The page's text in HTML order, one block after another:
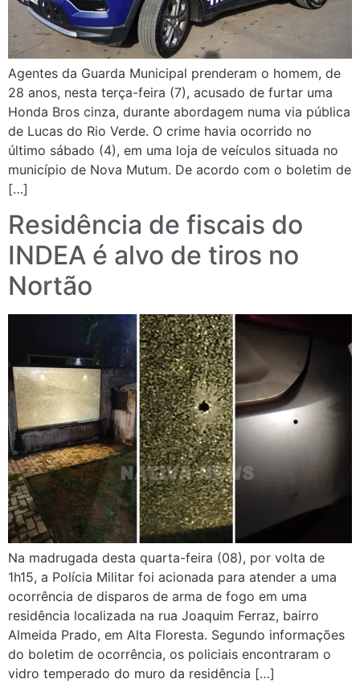
Agentes da Guarda Municipal prenderam o homem, de
28 anos, nesta terça-feira (7), acusado de furtar uma
Honda Bros cinza, durante abordagem numa via pública
de Lucas do Rio Verde. O crime havia ocorrido no
último sábado (4), em uma loja de veículos situada no
município de Nova Mutum. De acordo com o boletim de
[…]
Residência de fiscais do
INDEA é alvo de tiros no
Nortão
Na madrugada desta quarta-feira (08), por volta de
1h15, a Polícia Militar foi acionada para atender a uma
ocorrência de disparos de arma de fogo em uma
residência localizada na rua Joaquim Ferraz, bairro
Almeida Prado, em Alta Floresta. Segundo informações
do boletim de ocorrência, os policiais encontraram o
vidro temperado do muro da residência […]